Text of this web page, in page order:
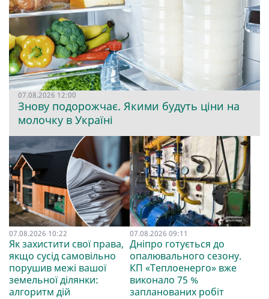
07.08.2026 12:00
Знову подорожчає. Якими будуть ціни на
молочку в Україні
07.08.2026 10:22
Як захистити свої права,
якщо сусід самовільно
порушив межі вашої
земельної ділянки:
алгоритм дій
07.08.2026 09:11
Дніпро готується до
опалювального сезону.
КП «Теплоенерго» вже
виконало 75 %
запланованих робіт